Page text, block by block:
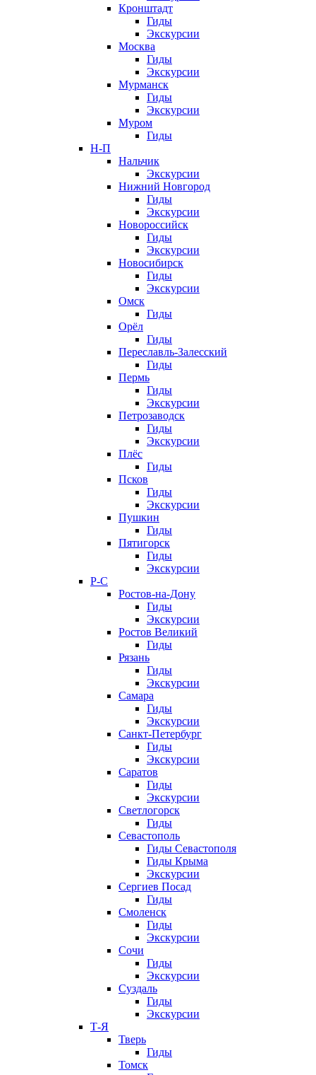
Кронштадт
Гиды
Экскурсии
Москва
Гиды
Экскурсии
Мурманск
Гиды
Экскурсии
Муром
Гиды
Н-П
Нальчик
Экскурсии
Нижний Новгород
Гиды
Экскурсии
Новороссийск
Гиды
Экскурсии
Новосибирск
Гиды
Экскурсии
Омск
Гиды
Орёл
Гиды
Переславль-Залесский
Гиды
Пермь
Гиды
Экскурсии
Петрозаводск
Гиды
Экскурсии
Плёс
Гиды
Псков
Гиды
Экскурсии
Пушкин
Гиды
Пятигорск
Гиды
Экскурсии
Р-С
Ростов-на-Дону
Гиды
Экскурсии
Ростов Великий
Гиды
Рязань
Гиды
Экскурсии
Самара
Гиды
Экскурсии
Санкт-Петербург
Гиды
Экскурсии
Саратов
Гиды
Экскурсии
Светлогорск
Гиды
Севастополь
Гиды Севастополя
Гиды Крыма
Экскурсии
Сергиев Посад
Гиды
Смоленск
Гиды
Экскурсии
Сочи
Гиды
Экскурсии
Суздаль
Гиды
Экскурсии
Т-Я
Тверь
Гиды
Томск